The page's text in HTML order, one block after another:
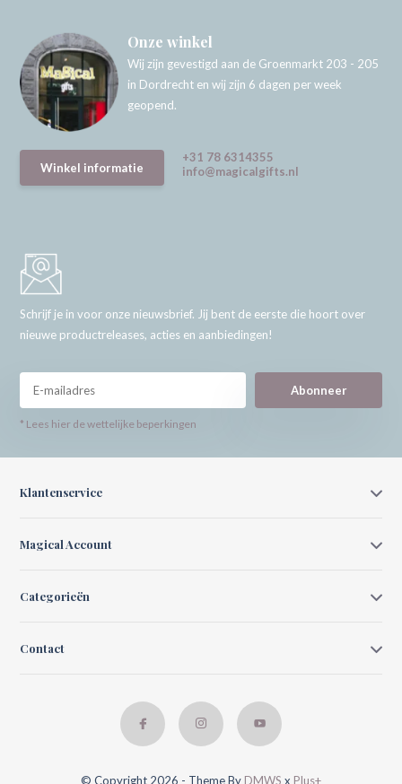
Onze winkel
Wij zijn gevestigd aan de Groenmarkt 203 - 205
in Dordrecht en wij zijn 6 dagen per week
geopend.
Winkel informatie
+31 78 6314355
info@magicalgifts.nl
Schrijf je in voor onze nieuwsbrief. Jij bent de eerste die hoort over
nieuwe productreleases, acties en aanbiedingen!
Abonneer
* Lees hier de wettelijke beperkingen
Klantenservice
Magical Account
Categorieën
Contact
© Copyright 2026 - Theme By DMWS x Plus+